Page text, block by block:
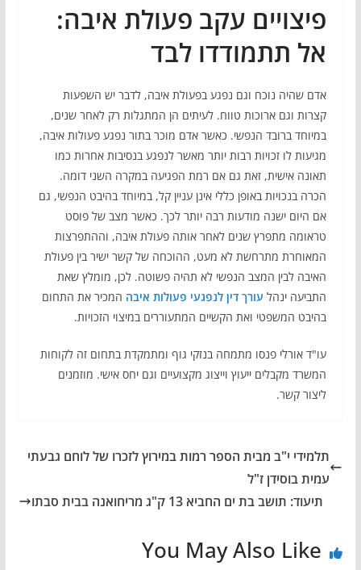
פיצויים עקב פעולת איבה:
אל תתמודדו לבד
אדם שהיה נוכח וגם נפגע בפעולת איבה, לדבר יש השפעות
קצרות וגם ארוכות טווח. לעיתים הן המתגלות רק לאחר שנים,
במיוחד ברובד הנפשי. כאשר אדם מוכר בתור נפגע פעולות איבה,
מגיעות לו זכויות רבות יותר מאשר לנפגע בנסיבות אחרות כמו
תאונה אישית, זאת גם אם רמת הפגיעה במקרה השני דומה.
הכרה בנכויות באופן כללי אינן עניין קל, במיוחד בהיבט הנפשי, גם
אם היום ישנה מודעות רבה יותר לכך. כאשר מצב של פוסט
טראומה מתפרץ שנים לאחר אותה פעולת איבה, וההתפרצות
המאוחרת מתרחשת לא מעט, ההוכחה של קשר ישיר בין פעולת
האיבה לבין המצב הנפשי לא תהיה פשוטה. לכן, מומלץ שאת
התביעה ינהל עורך דין לנפגעי פעולות איבה המכיר את התחום
בהיבט המשפטי ואת הקשיים המתעוררים במיצוי הזכויות.
עו"ד אורלי פנסו מתמחה בנזקי גוף ומתמקדת בתחום זה לקוחות
המשרד מקבלים ייעוץ וייצוג מקצועיים וגם יחס אישי. מוזמנים
ליצור קשר.
תלמידי י"ב מבית הספר רמות במירוץ לזכרו של לוחם גבעתי
עמית בוסידן ז"ל
תיעוד: תושב בת ים החביא 13 ק"ג מריחואנה בבית סבתו
You May Also Like